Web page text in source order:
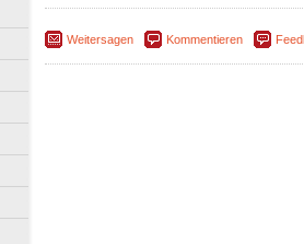
Weitersagen Kommentieren